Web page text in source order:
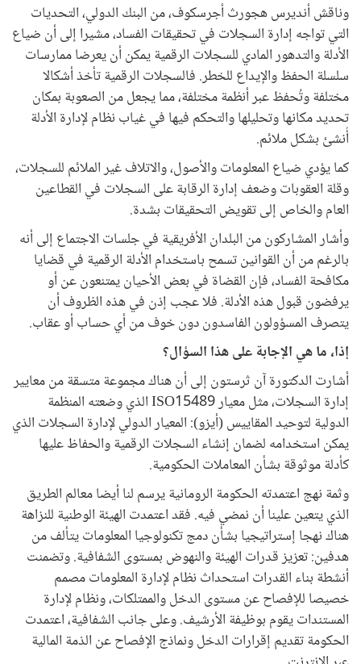
وناقش أنديرس هجورث أجرسكوف، من البنك الدولي، التحديات
التي تواجه إدارة السجلات في تحقيقات الفساد، مشيرا إلى أن ضياع
الأدلة والتدهور المادي للسجلات الرقمية يمكن أن يعرضا ممارسات
سلسلة الحفظ والإيداع للخطر. فالسجلات الرقمية تأخذ أشكالا
مختلفة وتُحفظ عبر أنظمة مختلفة، مما يجعل من الصعوبة بمكان
تحديد مكانها وتحليلها والتحكم فيها في غياب نظام لإدارة الأدلة
أُنشئ بشكل ملائم.
كما يؤدي ضياع المعلومات والأصول، والاتلاف غير الملائم للسجلات،
وقلة العقوبات وضعف إدارة الرقابة على السجلات في القطاعين
العام والخاص إلى تقويض التحقيقات بشدة.
وأشار المشاركون من البلدان الأفريقية في جلسات الاجتماع إلى أنه
بالرغم من أن القوانين تسمح باستخدام الأدلة الرقمية في قضايا
مكافحة الفساد، فإن القضاة في بعض الأحيان يمتنعون عن أو
يرفضون قبول هذه الأدلة. فلا عجب إذن في هذه الظروف أن
يتصرف المسؤولون الفاسدون دون خوف من أي حساب أو عقاب.
إذا، ما هي الإجابة على هذا السؤال؟
أشارت الدكتورة آن ثرستون إلى أن هناك مجموعة متسقة من معايير
إدارة السجلات، مثل معيار ISO15489 الذي وضعته المنظمة
الدولية لتوحيد المقاييس (أيزو): المعيار الدولي لإدارة السجلات الذي
يمكن استخدامه لضمان إنشاء السجلات الرقمية والحفاظ عليها
كأدلة موثوقة بشأن المعاملات الحكومية.
وثمة نهج اعتمدته الحكومة الرومانية يرسم لنا أيضا معالم الطريق
الذي يتعين علينا أن نمضي فيه. فقد اعتمدت الهيئة الوطنية للنزاهة
هناك نهجا إستراتيجيا بشأن دمج تكنولوجيا المعلومات يتألف من
هدفين: تعزيز قدرات الهيئة والنهوض بمستوى الشفافية. وتضمنت
أنشطة بناء القدرات استحداث نظام لإدارة المعلومات مصمم
خصيصا للإفصاح عن مستوى الدخل والممتلكات، ونظام لإدارة
المستندات يقوم بوظيفة الأرشيف. وعلى جانب الشفافية، اعتمدت
الحكومة تقديم إقرارات الدخل ونماذج الإفصاح عن الذمة المالية